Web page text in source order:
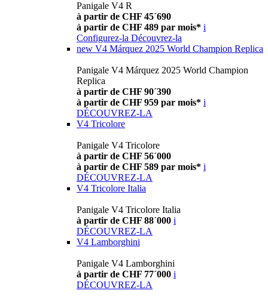
Panigale V4 R
à partir de CHF 45´690
à partir de CHF 489 par mois* i
Configurez-la Découvrez-la
new V4 Márquez 2025 World Champion Replica
Panigale V4 Márquez 2025 World Champion
Replica
à partir de CHF 90´390
à partir de CHF 959 par mois* i
DÉCOUVREZ-LA
V4 Tricolore
Panigale V4 Tricolore
à partir de CHF 56´000
à partir de CHF 589 par mois* i
DÉCOUVREZ-LA
V4 Tricolore Italia
Panigale V4 Tricolore Italia
à partir de CHF 88´000 i
DÉCOUVREZ-LA
V4 Lamborghini
Panigale V4 Lamborghini
à partir de CHF 77´000 i
DÉCOUVREZ-LA